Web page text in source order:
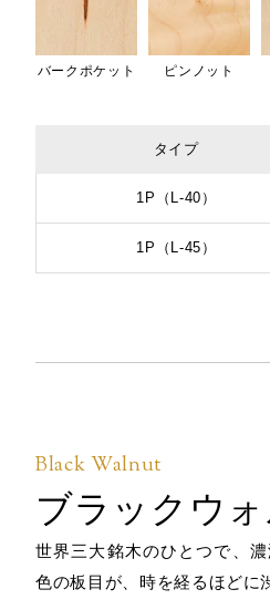
バークポケット ピンノット
タイプ
1P（L-40）
1P（L-45）
Black Walnut
ブラックウ
世界三大銘木のひとつで、
色の板目が、時を経るほどに